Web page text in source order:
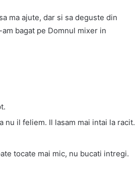
ma ajute, dar si sa deguste din
bagat pe Domnul mixer in
nu il feliem. Il lasam mai intai la racit.
tocate mai mic, nu bucati intregi.